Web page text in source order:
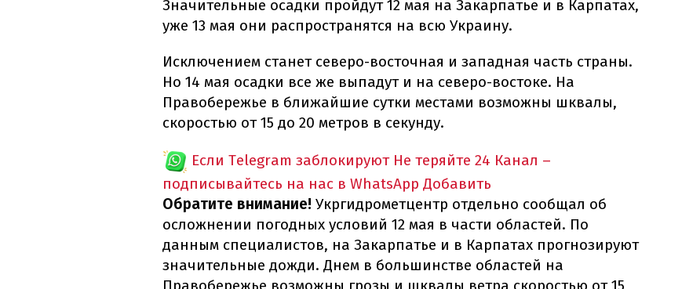
Значительные осадки пройдут 12 мая на Закарпатье и в Карпатах,
уже 13 мая они распространятся на всю Украину.
Исключением станет северо-восточная и западная часть страны.
Но 14 мая осадки все же выпадут и на северо-востоке. На
Правобережье в ближайшие сутки местами возможны шквалы,
скоростью от 15 до 20 метров в секунду.
Если Telegram заблокируют Не теряйте 24 Канал –
подписывайтесь на нас в WhatsApp Добавить
Обратите внимание! Укргидрометцентр отдельно сообщал об
осложнении погодных условий 12 мая в части областей. По
данным специалистов, на Закарпатье и в Карпатах прогнозируют
значительные дожди. Днем в большинстве областей на